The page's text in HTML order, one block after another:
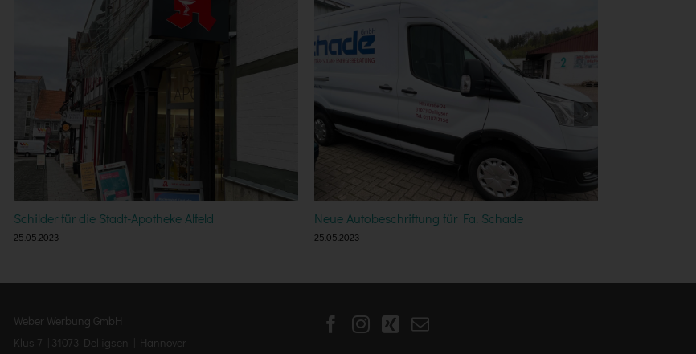
Schilder für die Stadt-Apotheke Alfeld
25.05.2023
Neue Autobeschriftung für Fa. Schade
25.05.2023
Weber Werbung GmbH
Klus 7 | 31073 Delligsen | Hannover